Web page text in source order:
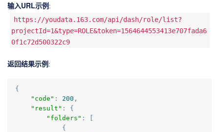
输入URL示例:
https://youdata.163.com/api/dash/role/list?
projectId=1&type=ROLE&token=1564644553413e707fada6
0f1c72d500322c9
返回结果示例:
{
"code" : 200 ,
"result" :
{
"folders" :
{